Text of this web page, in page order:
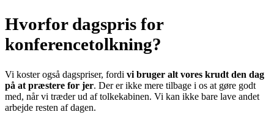
Hvorfor dagspris for
konferencetolkning?
Vi koster også dagspriser, fordi vi bruger alt vores krudt den dag
på at præstere for jer. Der er ikke mere tilbage i os at gøre godt
med, når vi træder ud af tolkekabinen. Vi kan ikke bare lave andet
arbejde resten af dagen.